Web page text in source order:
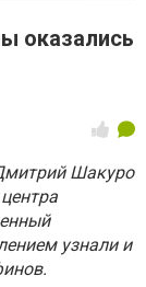
оказались
Шакуро
узнали и